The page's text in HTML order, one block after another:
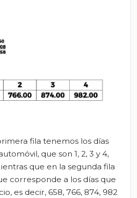
fila tenemos los días
que son 1, 2, 3 y 4,
que en la segunda fila
corresponde a los días que
es decir, 658, 766, 874, 982